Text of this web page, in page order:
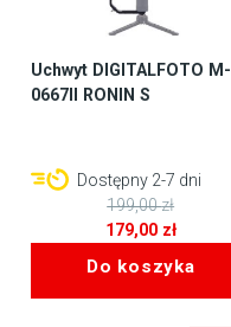
Uchwyt DIGITALFOTO M-
0667II RONIN S
Dostępny 2-7 dni
199,00zł
wynosiła:
199,00 zł.
179,00 zł
wynosi:
Do koszyka